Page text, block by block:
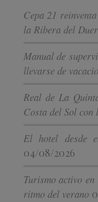
Cepa 21
la Ribera del
Manual de
llevarse de
Real de La
Costa del Sol
El hotel desde
04/08/2026
Turismo activo
ritmo del verano